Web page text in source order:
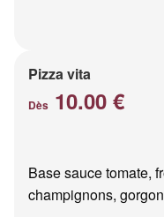
Pizza vita
Dès 10.00 €
Base sauce tomate,
champignons,